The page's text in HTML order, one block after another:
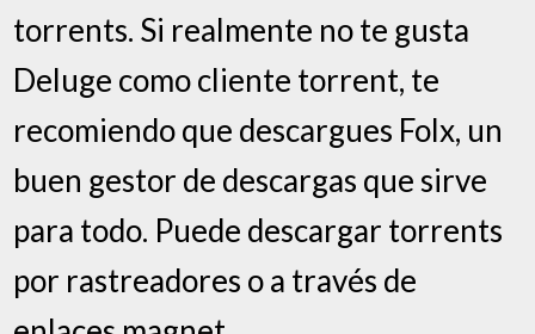
torrents. Si realmente no te gusta
Deluge como cliente torrent, te
recomiendo que descargues Folx, un
buen gestor de descargas que sirve
para todo. Puede descargar torrents
por rastreadores o a través de